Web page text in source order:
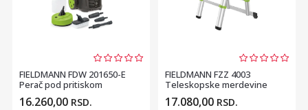
FIELDMANN FDW 201650-E
Perač pod pritiskom
16.260,00 RSD.
FIELDMANN FZZ 4003
Teleskopske merdevine
preklopne 3.2m
17.080,00 RSD.